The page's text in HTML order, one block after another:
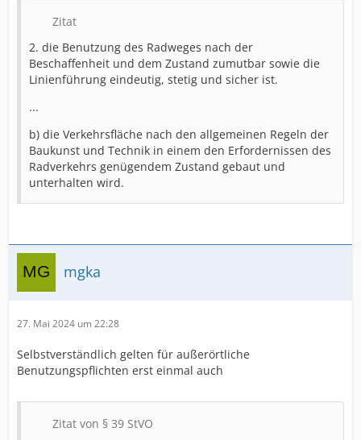
Zitat
2. die Benutzung des Radweges nach der
Beschaffenheit und dem Zustand zumutbar sowie die
Linienführung eindeutig, stetig und sicher ist.
...
b) die Verkehrsfläche nach den allgemeinen Regeln der
Baukunst und Technik in einem den Erfordernissen des
Radverkehrs genügendem Zustand gebaut und
unterhalten wird.
mgka
27. Mai 2024 um 22:28
Selbstverständlich gelten für außerörtliche
Benutzungspflichten erst einmal auch
Zitat von § 39 StVO